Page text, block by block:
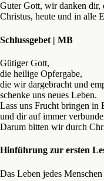
Guter Gott, wir danken dir,
Christus, heute und in alle
Schlussgebet | MB
Gütiger Gott,
die heilige Opfergabe,
die wir dargebracht und
schenke uns neues Leben.
Lass uns Frucht bringen in
und dir auf immer
Darum bitten wir durch
Hinführung zur ersten
Das Leben jedes Menschen